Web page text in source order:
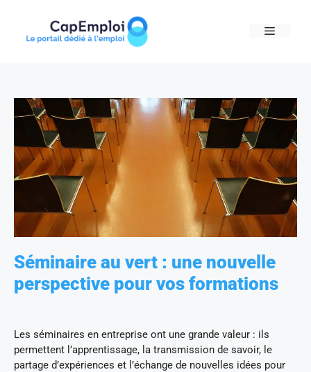
content
MENU
Séminaire au vert : une nouvelle
perspective pour vos formations
Les séminaires en entreprise ont une grande valeur : ils
permettent l’apprentissage, la transmission de savoir, le
partage d’expériences et l’échange de nouvelles idées pour